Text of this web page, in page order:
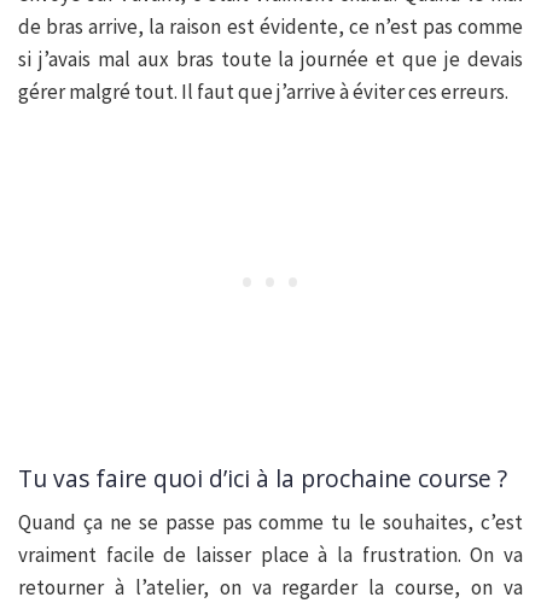
de bras arrive, la raison est évidente, ce n’est pas comme
si j’avais mal aux bras toute la journée et que je devais
gérer malgré tout. Il faut que j’arrive à éviter ces erreurs.
Tu vas faire quoi d’ici à la prochaine course ?
Quand ça ne se passe pas comme tu le souhaites, c’est
vraiment facile de laisser place à la frustration. On va
retourner à l’atelier, on va regarder la course, on va